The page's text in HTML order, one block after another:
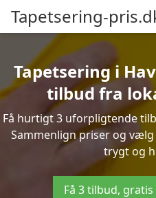
Tapetsering-
Tapetsering i
tilbud fra
Få hurtigt 3 uforpligtende
Sammenlign priser og
trygt og
Få 3 tilbud,